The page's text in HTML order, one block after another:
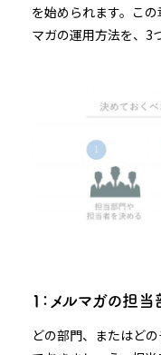
を始められます。こ
マガの運用方法を、3
1：メルマガの担
どの部門、またはど